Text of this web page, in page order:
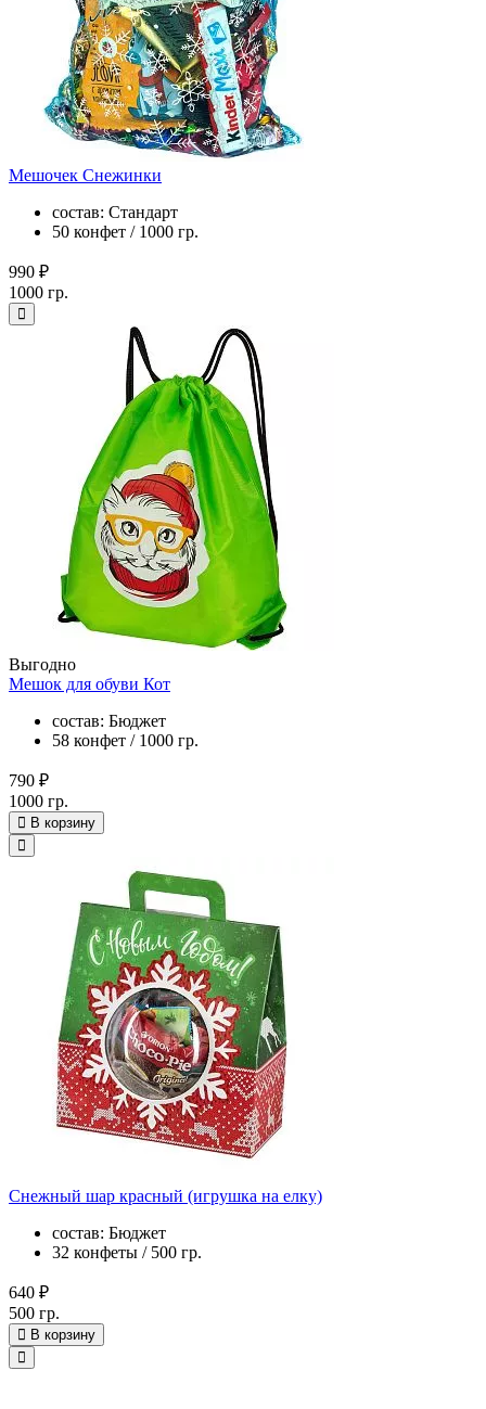
Мешочек Снежинки
состав: Стандарт
50 конфет / 1000 гр.
990 ₽
1000 гр.
Выгодно
Мешок для обуви Кот
состав: Бюджет
58 конфет / 1000 гр.
790 ₽
1000 гр.
В корзину
Снежный шар красный (игрушка на елку)
состав: Бюджет
32 конфеты / 500 гр.
640 ₽
500 гр.
В корзину